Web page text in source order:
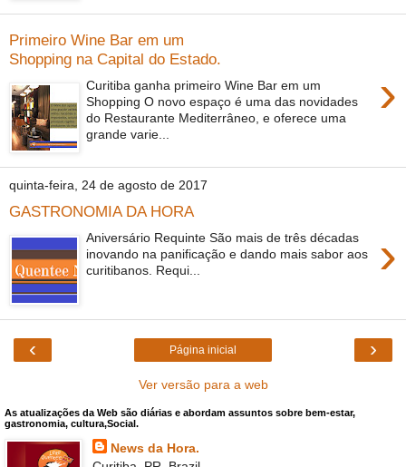
Primeiro Wine Bar em um
Shopping na Capital do Estado.
›
Curitiba ganha primeiro Wine Bar em um
Shopping O novo espaço é uma das novidades
do Restaurante Mediterrâneo, e oferece uma
grande varie...
quinta-feira, 24 de agosto de 2017
GASTRONOMIA DA HORA
›
Aniversário Requinte São mais de três décadas
inovando na panificação e dando mais sabor aos
curitibanos. Requi...
‹ ›
Página inicial
Ver versão para a web
As atualizações da Web são diárias e abordam assuntos sobre bem-estar,
gastronomia, cultura,Social.
News da Hora.